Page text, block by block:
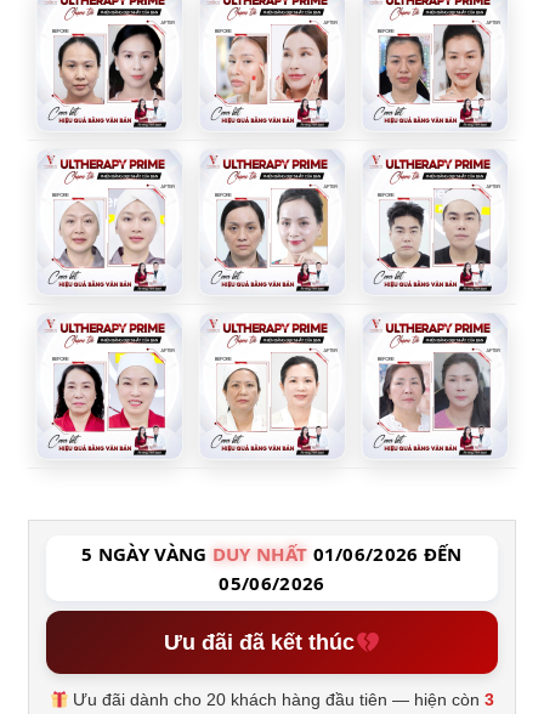
5 NGÀY VÀNG DUY NHẤT 01/06/2026 ĐẾN
05/06/2026
Ưu đãi đã kết thúc
Ưu đãi dành cho 20 khách hàng đầu tiên — hiện còn3